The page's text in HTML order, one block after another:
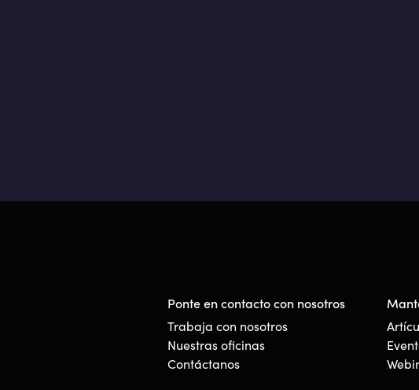
Ponte en contacto con nosotros
Trabaja con nosotros
Nuestras oficinas
Contáctanos